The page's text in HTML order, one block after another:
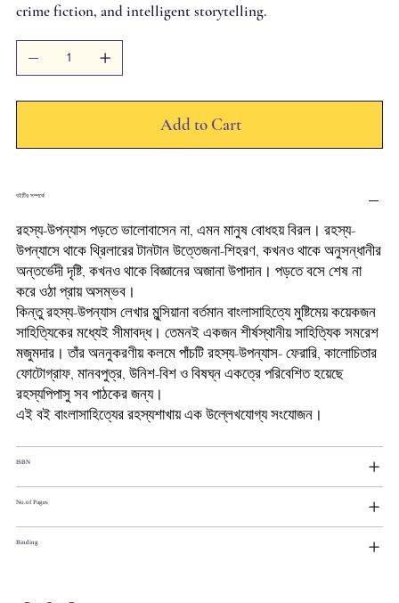
crime fiction, and intelligent storytelling.
Add to Cart
বইটির সম্পর্কে
রহস্য-উপন্যাস পড়তে ভালোবাসেন না, এমন মানুষ বোধহয় বিরল। রহস্য-
উপন্যাসে থাকে থ্রিলারের টানটান উত্তেজনা-শিহরণ, কখনও থাকে অনুসন্ধানীর
অন্তর্ভেদী দৃষ্টি, কখনও থাকে বিজ্ঞানের অজানা উপাদান। পড়তে বসে শেষ না
করে ওঠা প্রায় অসম্ভব।
কিন্তু রহস্য-উপন্যাস লেখার মুন্সিয়ানা বর্তমান বাংলাসাহিত্যে মুষ্টিমেয় কয়েকজন
সাহিত্যিকের মধ্যেই সীমাবদ্ধ। তেমনই একজন শীর্ষস্থানীয় সাহিত্যিক সমরেশ
মজুমদার। তাঁর অননুকরণীয় কলমে পাঁচটি রহস্য-উপন্যাস- ফেরারি, কালোচিতার
ফোটোগ্রাফ, মানবপুত্র, উনিশ-বিশ ও বিষঘ্ন একত্রে পরিবেশিত হয়েছে
রহস্যপিপাসু সব পাঠকের জন্য।
এই বই বাংলাসাহিত্যের রহস্যশাখায় এক উল্লেখযোগ্য সংযোজন।
ISBN
No.of Pages
Binding